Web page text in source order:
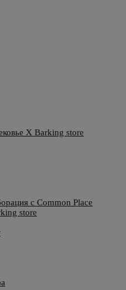
X Barking store
с Common Place
store